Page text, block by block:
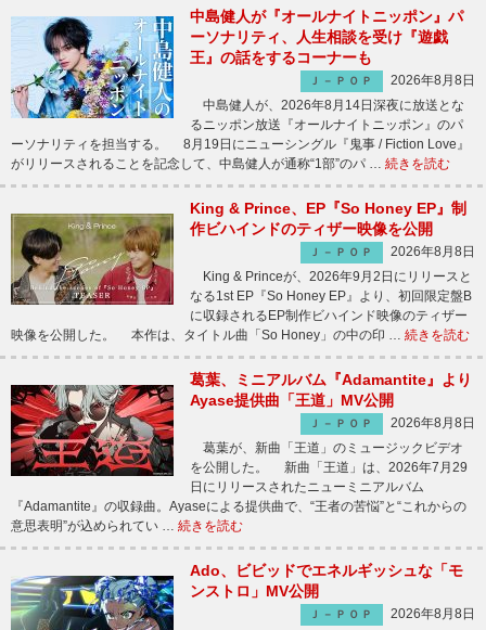
中島健人が『オールナイトニッポン』パ
ーソナリティ、人生相談を受け『遊戯
王』の話をするコーナーも
Ｊ－ＰＯＰ
2026年8月8日
中島健人が、2026年8月14日深夜に放送とな
るニッポン放送『オールナイトニッポン』のパ
ーソナリティを担当する。 8月19日にニューシングル『鬼事 / Fiction Love』
がリリースされることを記念して、中島健人が通称“1部”のパ … 続きを読む
King & Prince、EP『So Honey EP』制
作ビハインドのティザー映像を公開
Ｊ－ＰＯＰ
2026年8月8日
King & Princeが、2026年9月2日にリリースと
なる1st EP『So Honey EP』より、初回限定盤B
に収録されるEP制作ビハインド映像のティザー
映像を公開した。 本作は、タイトル曲「So Honey」の中の印 … 続きを読む
葛葉、ミニアルバム『Adamantite』より
Ayase提供曲「王道」MV公開
Ｊ－ＰＯＰ
2026年8月8日
葛葉が、新曲「王道」のミュージックビデオ
を公開した。 新曲「王道」は、2026年7月29
日にリリースされたニューミニアルバム
『Adamantite』の収録曲。Ayaseによる提供曲で、“王者の苦悩”と“これからの
意思表明”が込められてい … 続きを読む
Ado、ビビッドでエネルギッシュな「モ
ンストロ」MV公開
Ｊ－ＰＯＰ
2026年8月8日